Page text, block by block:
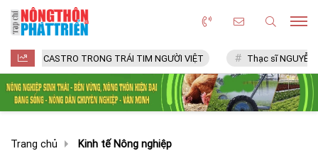
CASTRO TRONG TRÁI TIM NGƯỜI VIỆT Thạc sĩ NGUYỄN VĂN CHÍ
Trang chủ Kinh tế Nông nghiệp